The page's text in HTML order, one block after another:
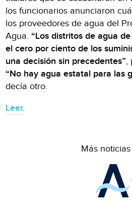
los funcionarios anunciaron
los proveedores de agua del
Agua.“Los distritos de agua
el cero por ciento de los
una decisión sin precedentes”,
“No hay agua estatal para las
decía otro.
Leer.
Más